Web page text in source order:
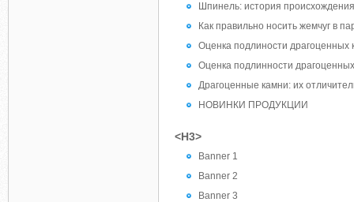
Шпинель: история
Как правильно носить жемчуг в
Оценка подлиности
Оценка подлинности
Драгоценные камни: их
НОВИНКИ ПРОДУКЦИИ
<H3>
Banner 1
Banner 2
Banner 3